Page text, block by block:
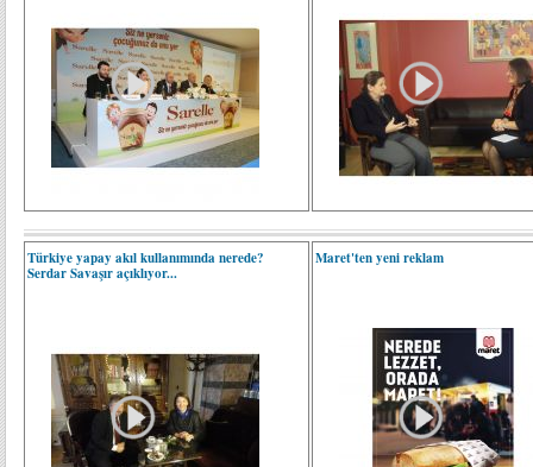
Türkiye yapay akıl kullanımında nerede?
Serdar Savaşır açıklıyor...
Maret'ten yeni reklam